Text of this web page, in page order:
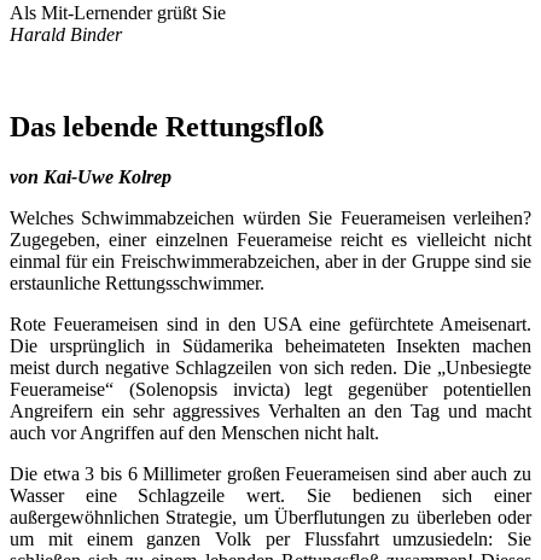
Als Mit-Lernender grüßt Sie
Harald Binder
Das lebende Rettungsfloß
von Kai-Uwe Kolrep
Welches Schwimmabzeichen würden Sie Feuerameisen verleihen?
Zugegeben, einer einzelnen Feuerameise reicht es vielleicht nicht
einmal für ein Freischwimmerabzeichen, aber in der Gruppe sind sie
erstaunliche Rettungsschwimmer.
Rote Feuerameisen sind in den USA eine gefürchtete Ameisenart.
Die ursprünglich in Südamerika beheimateten Insekten machen
meist durch negative Schlagzeilen von sich reden. Die „Unbesiegte
Feuerameise“ (Solenopsis invicta) legt gegenüber potentiellen
Angreifern ein sehr aggressives Verhalten an den Tag und macht
auch vor Angriffen auf den Menschen nicht halt.
Die etwa 3 bis 6 Millimeter großen Feuerameisen sind aber auch zu
Wasser eine Schlagzeile wert. Sie bedienen sich einer
außergewöhnlichen Strategie, um Überflutungen zu überleben oder
um mit einem ganzen Volk per Flussfahrt umzusiedeln: Sie